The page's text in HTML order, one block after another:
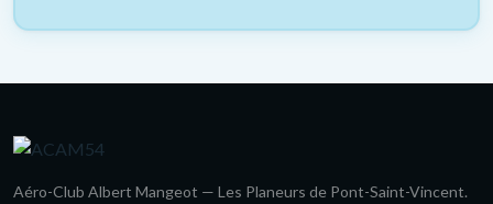
Aéro-Club Albert Mangeot — Les Planeurs de Pont-Saint-Vincent.